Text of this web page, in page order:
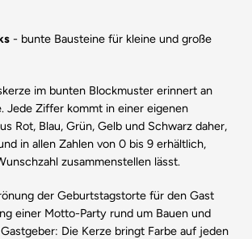
- bunte Bausteine für kleine und große
im bunten Blockmuster erinnert an
Jede Ziffer kommt in einer eigenen
Rot, Blau, Grün, Gelb und Schwarz daher,
in allen Zahlen von 0 bis 9 erhältlich,
zusammenstellen lässt.
der Geburtstagstorte für den Gast
einer Motto-Party rund um Bauen und
Die Kerze bringt Farbe auf jeden